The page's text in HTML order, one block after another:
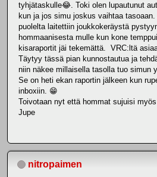
tyhjätaskulle😂. Toki olen lupautunut
kun ja jos simu joskus vaihtaa
puolelta laitettiin joukkokeräystä
hommaanisesta mulle kun kone
kisaraportit jäi tekemättä. VRC:ltä
Täytyy tässä pian kunnostautua ja
niin näkee millaisella tasolla tuo simun
Se on heti ekan raportin jälkeen kun
inboxiin. 😁
Toivotaan nyt että hommat sujuisi
Jupe
nitropaimen